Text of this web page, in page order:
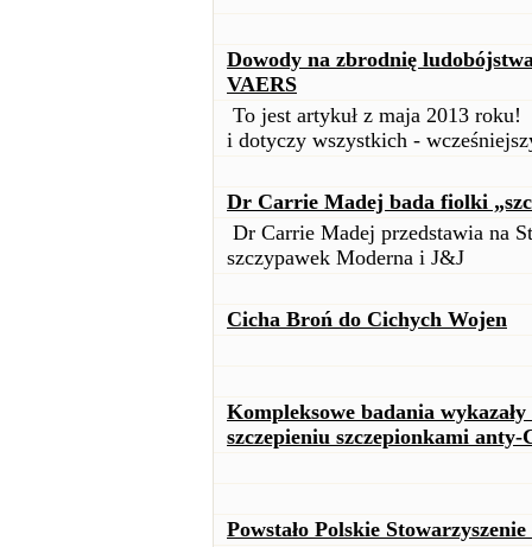
Dowody na zbrodnię
VAERS
To jest artykuł z maja 2013 roku!
i dotyczy wszystkich -
Dr Carrie Madej bada fiolki
Dr Carrie Madej przedstawia na
szczypawek Moderna i J&J
Cicha Broń do Cichych Wojen
Kompleksowe badania
szczepieniu szczepionkami
Powstało Polskie